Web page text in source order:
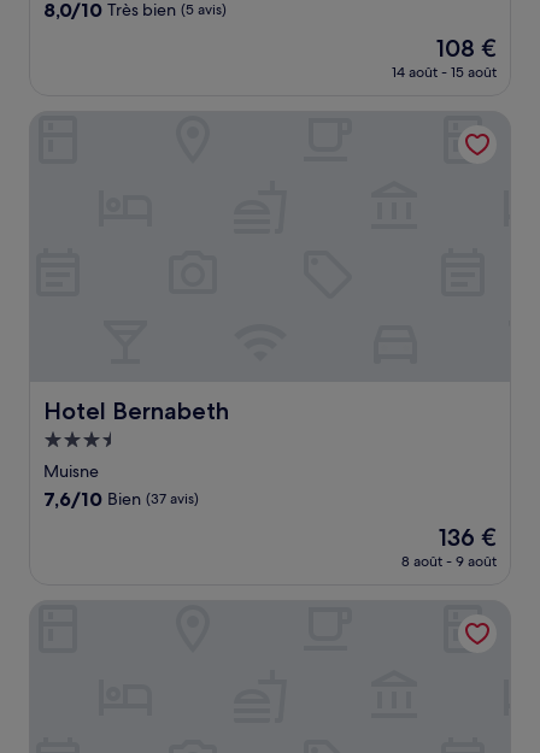
8.0
(5 avis)
8,0/10 Très bien (5 avis)
Le
nouveau
108 €
108 €
14 août - 15 août
Hotel Bernabeth
Hotel Bernabeth
Hébergement
3.5 étoiles
Muisne
7.6
7,6/10 Bien (37 avis)
Le
nouveau
136 €
136 €
8 août - 9 août